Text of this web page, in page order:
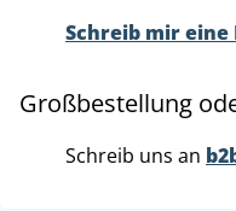
Schreib mir eine
Großbestellung
Schreib uns an